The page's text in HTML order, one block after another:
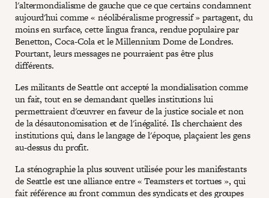
l'altermondialisme de gauche que ce que certains condamnent
aujourd'hui comme « néolibéralisme progressif » partagent, du
moins en surface, cette lingua franca, rendue populaire par
Benetton, Coca-Cola et le Millennium Dome de Londres.
Pourtant, leurs messages ne pourraient pas être plus
différents.
Les militants de Seattle ont accepté la mondialisation comme
un fait, tout en se demandant quelles institutions lui
permettraient d'œuvrer en faveur de la justice sociale et non
de la désautonomisation et de l'inégalité. Ils cherchaient des
institutions qui, dans le langage de l'époque, plaçaient les gens
au-dessus du profit.
La sténographie la plus souvent utilisée pour les manifestants
de Seattle est une alliance entre « Teamsters et tortues », qui
fait référence au front commun des syndicats et des groupes